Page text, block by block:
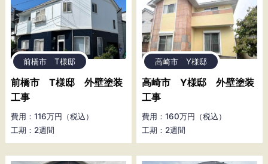
前橋市 T様邸
前橋市 T様邸 外壁塗装
工事
費用：116万円（税込）
工期：2週間
高崎市 Y様邸
高崎市 Y様邸 外壁塗装
工事
費用：160万円（税込）
工期：2週間